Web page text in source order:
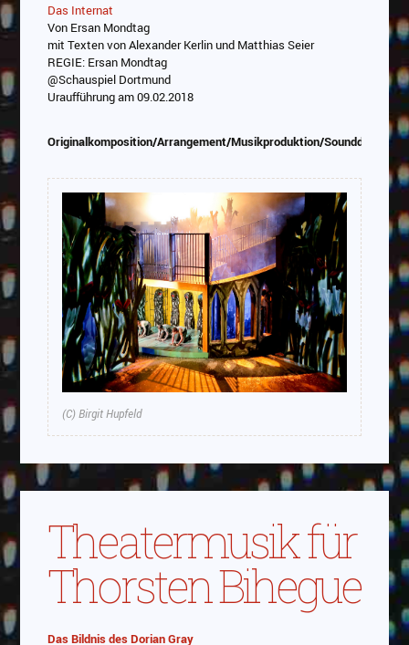
Abspielen
Das Video wird von Youtube eingebettet
abespielt. Es gilt dieDatenschutzerklärung von
Das Internat
Von Ersan Mondtag
mit Texten von Alexander Kerlin und Matthias Seier
REGIE: Ersan Mondtag
@Schauspiel Dortmund
Uraufführung am 09.02.2018
Originalkomposition/Arrangement/Musikproduktion/Sounddesign/
(C) Birgit Hupfeld
Theatermusik für
Thorsten Bihegue
Das Bildnis des Dorian Gray